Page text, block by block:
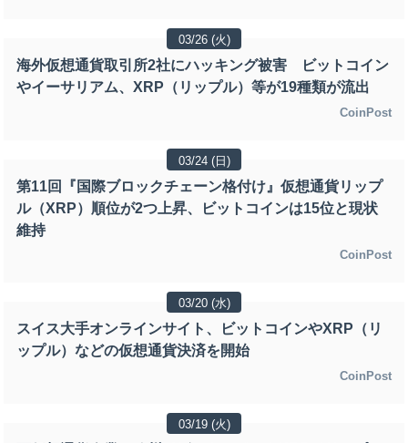
03/26 (火)
海外仮想通貨取引所2社にハッキング被害 ビットコイン
やイーサリアム、XRP（リップル）等が19種類が流出
CoinPost
03/24 (日)
第11回『国際ブロックチェーン格付け』仮想通貨リップ
ル（XRP）順位が2つ上昇、ビットコインは15位と現状
維持
CoinPost
03/20 (水)
スイス大手オンラインサイト、ビットコインやXRP（リ
ップル）などの仮想通貨決済を開始
CoinPost
03/19 (火)